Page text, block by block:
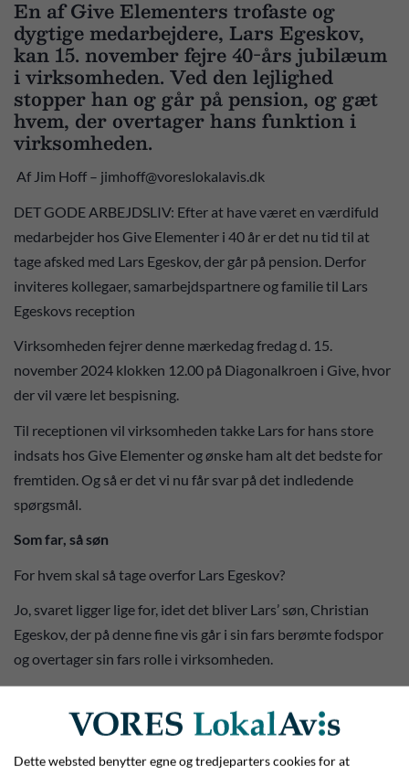
En af Give Elementers trofaste og
dygtige medarbejdere, Lars Egeskov,
kan 15. november fejre 40-års jubilæum
i virksomheden. Ved den lejlighed
stopper han og går på pension, og gæt
hvem, der overtager hans funktion i
virksomheden.
Af Jim Hoff – jimhoff@voreslokalavis.dk
DET GODE ARBEJDSLIV: Efter at have været en værdifuld
medarbejder hos Give Elementer i 40 år er det nu tid til at
tage afsked med Lars Egeskov, der går på pension. Derfor
inviteres kollegaer, samarbejdspartnere og familie til Lars
Egeskovs reception
Virksomheden fejrer denne mærkedag fredag d. 15.
november 2024 klokken 12.00 på Diagonalkroen i Give, hvor
der vil være let bespisning.
Til receptionen vil virksomheden takke Lars for hans store
indsats hos Give Elementer og ønske ham alt det bedste for
fremtiden. Og så er det vi nu får svar på det indledende
spørgsmål.
Som far, så søn
For hvem skal så tage overfor Lars Egeskov?
Jo, svaret ligger lige for, idet det bliver Lars’ søn, Christian
Egeskov, der på denne fine vis går i sin fars berømte fodspor
og overtager sin fars rolle i virksomheden.
ønsker man samtidig tillykke til hans søn, Christian Egeskov,
Dette websted benytter egne og tredjeparters cookies for at